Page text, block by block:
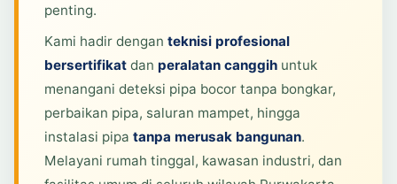
penting.
Kami hadir dengan teknisi profesional
bersertifikatdan peralatan canggihuntuk
menangani deteksi pipa bocor tanpa bongkar,
perbaikan pipa, saluran mampet, hingga
instalasi pipa tanpa merusak bangunan.
Melayani rumah tinggal, kawasan industri, dan